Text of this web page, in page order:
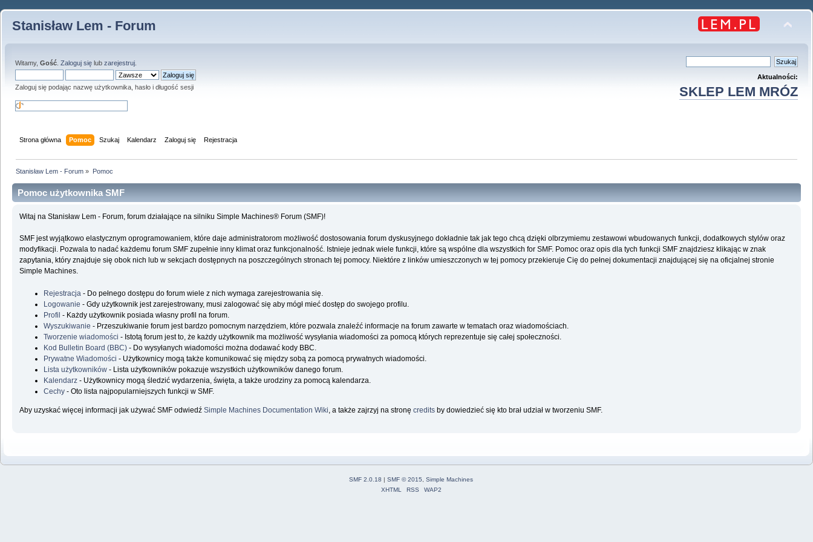
Stanisław Lem - Forum
Witamy, Gość Zaloguj się lub zarejestruj
Zaloguj się podając nazwę użytkownika, hasło i długość sesji
Aktualności:
SKLEP LEM MRÓZ
Strona główna Pomoc Szukaj Kalendarz Zaloguj się Rejestracja
Stanisław Lem - Forum » Pomoc
Pomoc użytkownika SMF
Witaj na Stanisław Lem - Forum, forum działające na silniku Simple Machines® Forum (SMF)!
SMF jest wyjątkowo elastycznym oprogramowaniem, które daje administratorom możliwość dostosowania forum dyskusyjnego dokładnie tak jak tego chcą dzięki olbrzymiemu zestawowi wbudowanych funkcji, dodatkowych stylów oraz
modyfikacji. Pozwala to nadać każdemu forum SMF zupełnie inny klimat oraz funkcjonalność. Istnieje jednak wiele funkcji, które są wspólne dla wszystkich for SMF. Pomoc oraz opis dla tych funkcji SMF znajdziesz klikając w znak
zapytania, który znajduje się obok nich lub w sekcjach dostępnych na poszczególnych stronach tej pomocy. Niektóre z linków umieszczonych w tej pomocy przekieruje Cię do pełnej dokumentacji znajdującej się na oficjalnej stronie
Simple Machines.
Rejestracja - Do pełnego dostępu do forum wiele z nich wymaga zarejestrowania się.
Logowanie - Gdy użytkownik jest zarejestrowany, musi zalogować się aby mógł mieć dostęp do swojego profilu.
Profil - Każdy użytkownik posiada własny profil na forum.
Wyszukiwanie - Przeszukiwanie forum jest bardzo pomocnym narzędziem, które pozwala znaleźć informacje na forum zawarte w tematach oraz wiadomościach.
Tworzenie wiadomości - Istotą forum jest to, że każdy użytkownik ma możliwość wysyłania wiadomości za pomocą których reprezentuje się całej społeczności.
Kod Bulletin Board (BBC) - Do wysyłanych wiadomości można dodawać kody BBC.
Prywatne Wiadomości - Użytkownicy mogą także komunikować się między sobą za pomocą prywatnych wiadomości.
Lista użytkowników - Lista użytkowników pokazuje wszystkich użytkowników danego forum.
Kalendarz - Użytkownicy mogą śledzić wydarzenia, święta, a także urodziny za pomocą kalendarza.
Cechy - Oto lista najpopularniejszych funkcji w SMF.
Aby uzyskać więcej informacji jak używać SMF odwiedźSimple Machines Documentation Wiki , a także zajrzyj na stronęcredits by dowiedzieć się kto brał udział w tworzeniu SMF.
SMF 2.0.18 | SMF © 2015, Simple Machines
XHTML
RSS WAP2